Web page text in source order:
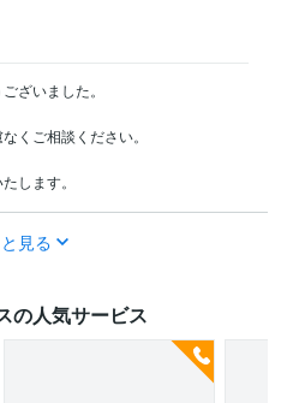
ざいました。
くご相談ください。
します。
見る
の人気サービス